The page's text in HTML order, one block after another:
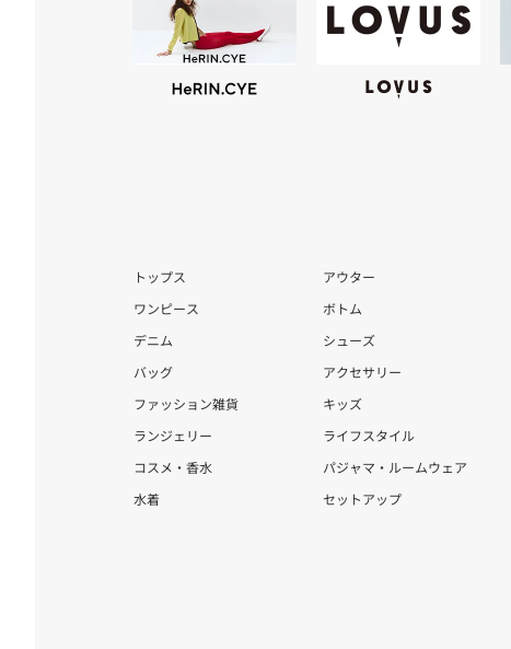
トップス
アウター
ワンピース
ボトム
デニム
シューズ
バッグ
アクセサリー
ファッション雑貨
キッズ
ランジェリー
ライフスタイル
コスメ・香水
パジャマ・ルームウェア
水着
セットアップ